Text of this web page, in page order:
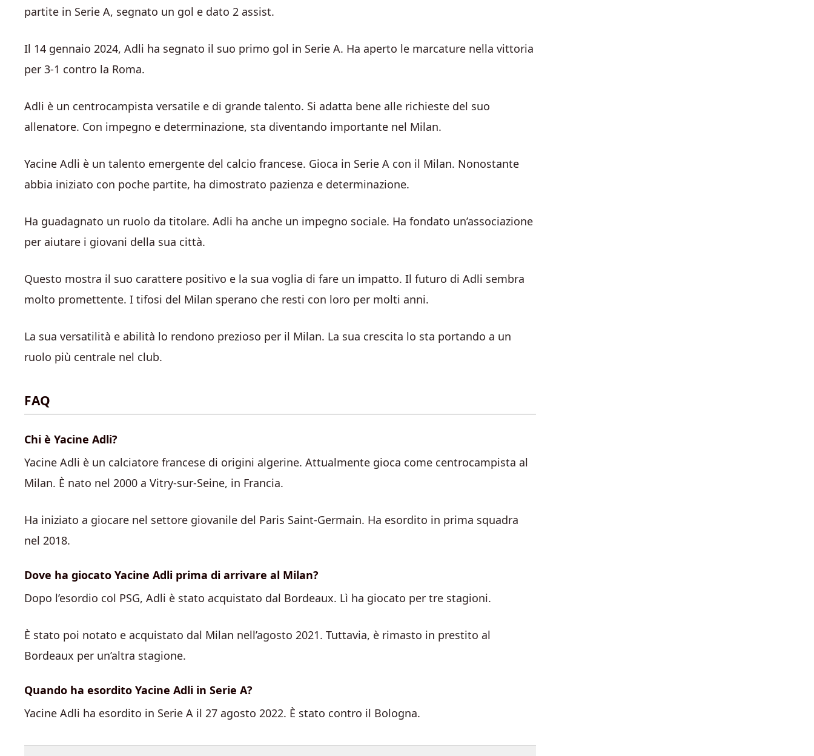
partite in Serie A, segnato un gol e dato 2 assist.
Il 14 gennaio 2024, Adli ha segnato il suo primo gol in Serie A. Ha aperto le marcature nella vittoria
per 3-1 contro la Roma.
Adli è un centrocampista versatile e di grande talento. Si adatta bene alle richieste del suo
allenatore. Con impegno e determinazione, sta diventando importante nel Milan.
Yacine Adli è un talento emergente del calcio francese. Gioca in Serie A con il Milan. Nonostante
abbia iniziato con poche partite, ha dimostrato pazienza e determinazione.
Ha guadagnato un ruolo da titolare. Adli ha anche un impegno sociale. Ha fondato un’associazione
per aiutare i giovani della sua città.
Questo mostra il suo carattere positivo e la sua voglia di fare un impatto. Il futuro di Adli sembra
molto promettente. I tifosi del Milan sperano che resti con loro per molti anni.
La sua versatilità e abilità lo rendono prezioso per il Milan. La sua crescita lo sta portando a un
ruolo più centrale nel club.
FAQ
Chi è Yacine Adli?
Yacine Adli è un calciatore francese di origini algerine. Attualmente gioca come centrocampista al
Milan. È nato nel 2000 a Vitry-sur-Seine, in Francia.
Ha iniziato a giocare nel settore giovanile del Paris Saint-Germain. Ha esordito in prima squadra
nel 2018.
Dove ha giocato Yacine Adli prima di arrivare al Milan?
Dopo l’esordio col PSG, Adli è stato acquistato dal Bordeaux. Lì ha giocato per tre stagioni.
È stato poi notato e acquistato dal Milan nell’agosto 2021. Tuttavia, è rimasto in prestito al
Bordeaux per un’altra stagione.
Quando ha esordito Yacine Adli in Serie A?
Yacine Adli ha esordito in Serie A il 27 agosto 2022. È stato contro il Bologna.